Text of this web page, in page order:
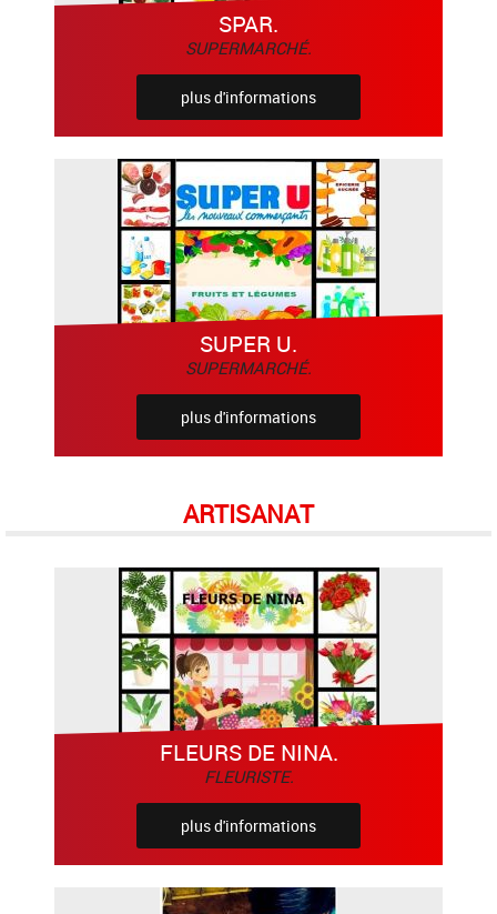
SPAR.
SUPERMARCHÉ.
plus d'informations
SUPER U.
SUPERMARCHÉ.
plus d'informations
ARTISANAT
FLEURS DE NINA.
FLEURISTE.
plus d'informations